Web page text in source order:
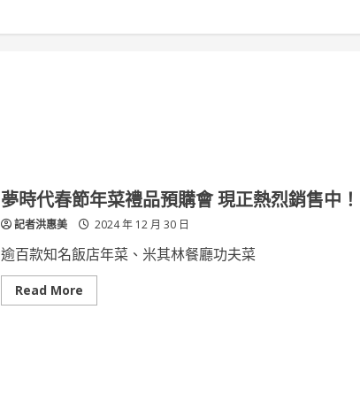
夢時代春節年菜禮品預購會 現正熱烈銷售中！
記者洪惠美 2024 年 12 月 30 日
逾百款知名飯店年菜、米其林餐廳功夫菜
Read MoreRead
more